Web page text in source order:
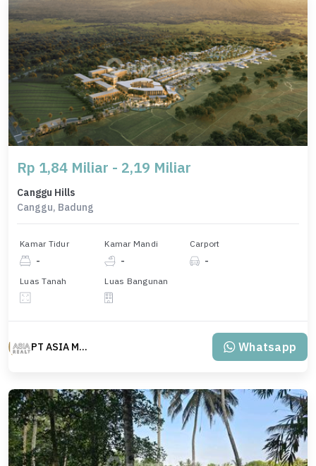
Rp 1,84 Miliar - 2,19 Miliar
Canggu Hills
Canggu, Badung
Kamar Tidur
-
Kamar Mandi
-
Carport
-
Luas Tanah Luas Bangunan
PT ASIA MAS REALTY Whatsapp